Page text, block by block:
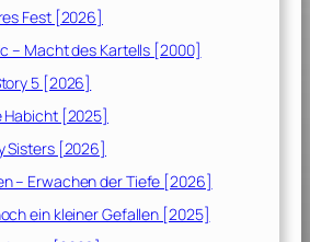
Fest [2026]
– Macht des Kartells [2000]
5 [2026]
Habicht [2025]
Sisters [2026]
– Erwachen der Tiefe [2026]
ein kleiner Gefallen [2025]